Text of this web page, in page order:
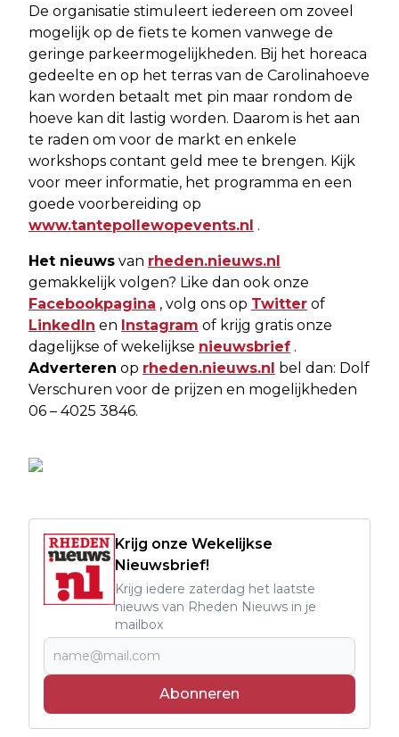
De organisatie stimuleert iedereen om zoveel
mogelijk op de fiets te komen vanwege de
geringe parkeermogelijkheden. Bij het horeaca
gedeelte en op het terras van de Carolinahoeve
kan worden betaalt met pin maar rondom de
hoeve kan dit lastig worden. Daarom is het aan
te raden om voor de markt en enkele
workshops contant geld mee te brengen. Kijk
voor meer informatie, het programma en een
goede voorbereiding op
www.tantepollewopevents.nl .
Het nieuws van rheden.nieuws.nl
gemakkelijk volgen? Like dan ook onze
Facebookpagina , volg ons op Twitter of
LinkedIn en Instagram of krijg gratis onze
dagelijkse of wekelijkse nieuwsbrief .
Adverteren op rheden.nieuws.nl bel dan: Dolf
Verschuren voor de prijzen en mogelijkheden
06 – 4025 3846.
Krijg onze Wekelijkse
Nieuwsbrief!
Krijg iedere zaterdag het laatste
nieuws van Rheden Nieuws in je
mailbox
Abonneren